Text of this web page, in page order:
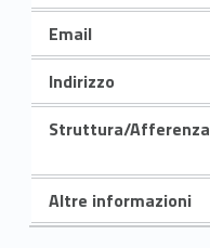
Email
Indirizzo
Struttura/Afferenza
Altre informazioni